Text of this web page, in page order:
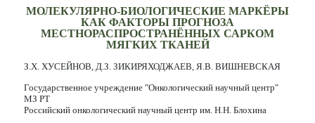
МОЛЕКУЛЯРНО-БИОЛОГИЧЕСКИЕ МАРКЁРЫ
КАК ФАКТОРЫ ПРОГНОЗА
МЕСТНОРАСПРОСТРАНЁННЫХ САРКОМ
МЯГКИХ ТКАНЕЙ
З.Х. ХУСЕЙНОВ, Д.З. ЗИКИРЯХОДЖАЕВ, Я.В. ВИШНЕВСКАЯ
Государственное учреждение "Онкологический научный центр"
МЗ РТ
Российский онкологический научный центр им. Н.Н. Блохина